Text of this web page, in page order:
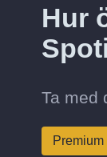
Hur
Ta med
Premium